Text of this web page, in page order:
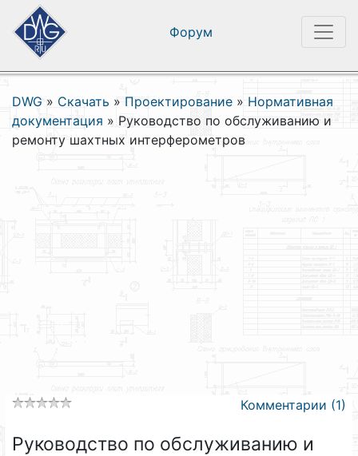
Форум
DWG » Скачать » Проектирование » Нормативная
документация » Руководство по обслуживанию и
ремонту шахтных интерферометров
Комментарии (1)
Руководство по обслуживанию и